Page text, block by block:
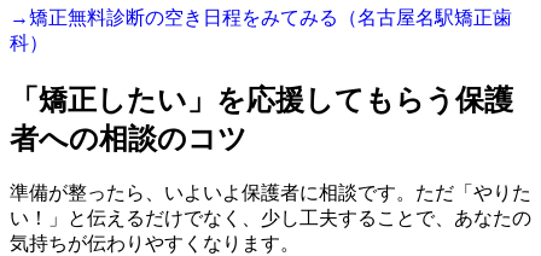
→矯正無料診断の空き日程をみてみる（名古屋名駅矯正歯
科）
「矯正したい」を応援してもらう保護
者への相談のコツ
準備が整ったら、いよいよ保護者に相談です。ただ「やりた
い！」と伝えるだけでなく、少し工夫することで、あなたの
気持ちが伝わりやすくなります。